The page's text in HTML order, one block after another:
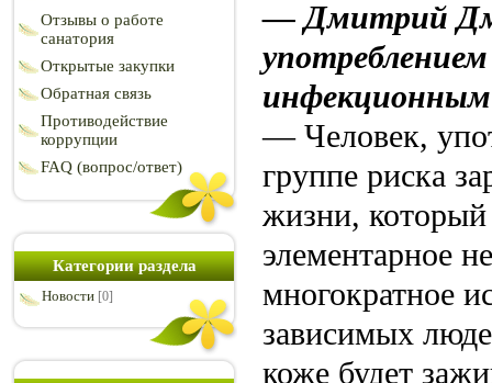
Отзывы о работе
санатория
Открытые закупки
Обратная связь
Противодействие
коррупции
FAQ (вопрос/ответ)
Категории раздела
Новости [0]
— Дмитрий
— Человек,
группе риска
жизни, который
элементарное
многократное
зависимых
коже будет